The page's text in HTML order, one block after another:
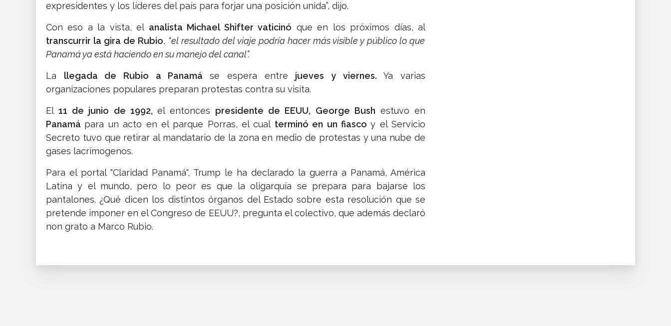
expresidentes y los líderes del país para forjar una posición unida”, dijo.
Con eso a la vista, elanalista Michael Shifter vaticinó que en los próximos días, al
transcurrir la gira de Rubio, “el resultado del viaje podría hacer más visible y público lo que
Panamá ya está haciendo en su manejo del canal”.
La llegada de Rubio a Panamáse espera entre jueves y viernes. Ya varias
organizaciones populares preparan protestas contra su visita.
El11 de junio de 1992, el entonces presidente de EEUU, George Bush estuvo en
Panamá para un acto en el parque Porras, el cual terminó en un fiascoy el Servicio
Secreto tuvo que retirar al mandatario de la zona en medio de protestas y una nube de
gases lacrímogenos.
Para el portal "Claridad Panamá", Trump le ha declarado la guerra a Panamá, América
Latina y el mundo, pero lo peor es que la oligarquía se prepara para bajarse los
pantalones. ¿Qué dicen los distintos órganos del Estado sobre esta resolución que se
pretende imponer en el Congreso de EEUU?, pregunta el colectivo, que además declaró
non grato a Marco Rubio.